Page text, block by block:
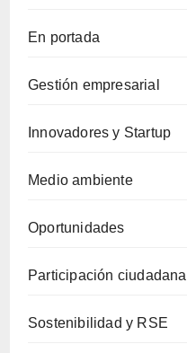
En portada
Gestión empresarial
Innovadores y Startup
Medio ambiente
Oportunidades
Participación ciudadana
Sostenibilidad y RSE